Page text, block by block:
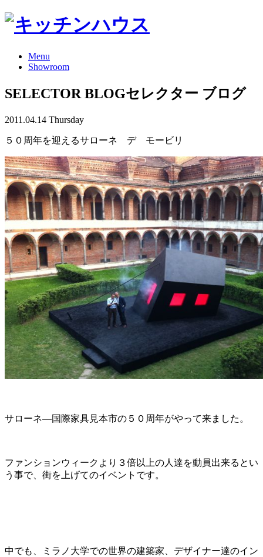
Menu
Showroom
SELECTOR BLOGセレクター ブログ
2011.04.14 Thursday
５０周年を迎えるサローネ デ モービリ
サローネ―国際家具見本市の５０周年がやって来ました。
ファンションウィークより３倍以上の人達を動員出来るとい
う事で、街を上げてのイベントです。
中でも、ミラノ大学での世界の建築家、デザイナー達のイン